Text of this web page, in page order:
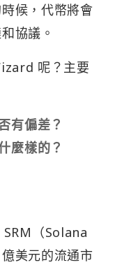
候，代幣將會
協議。
呢？主要
有偏差？
麼樣的？
（Solana
美元的流通市